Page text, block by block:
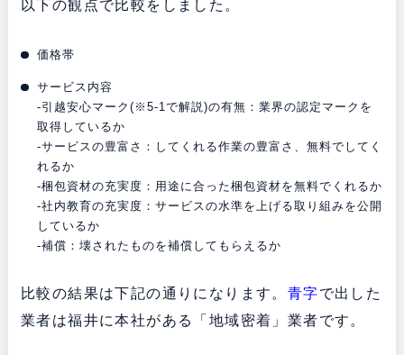
以下の観点で比較をしました。
価格帯
サービス内容
-引越安心マーク(※5-1で解説)の有無：業界の認定マークを
取得しているか
-サービスの豊富さ：してくれる作業の豊富さ、無料でしてく
れるか
-梱包資材の充実度：用途に合った梱包資材を無料でくれるか
-社内教育の充実度：サービスの水準を上げる取り組みを公開
しているか
-補償：壊されたものを補償してもらえるか
比較の結果は下記の通りになります。 青字で出した
業者は福井に本社がある「地域密着」業者です。